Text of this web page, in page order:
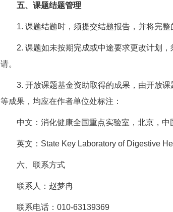
五、课题结题管理
1. 课题结题时，须提交结题报告，并将完
2. 课题如未按期完成或中途要求更改计划
请。
3. 开放课题基金资助取得的成果，由开放
等成果，均应在作者单位处标注：
中文：消化健康全国重点实验室，北京，中
英文：State Key Laboratory of Digestive
六、联系方式
联系人：赵梦冉
联系电话：010-63139369